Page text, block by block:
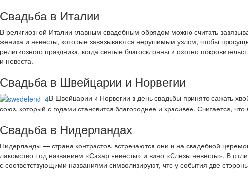
Свадьба в Италии
В религиозной Италии главным свадебным обрядом можно считать
жениха и невесты, которые завязываются нерушимым узлом, чтобы
религиозного праздника, когда святые благосклонны и охотно
и невеста.
Свадьба в Швейцарии и Норвегии
В Швейцарии и Норвегии в день свадьбы принято сажать
союз, который с годами становится благороднее и красивее. Считается,
Свадьба в Нидерландах
Нидерланды — страна контрастов, встречаются они и на свадебной
лакомство под названием «Сахар невесты» и вино «Слезы невесты». В
с соответствующими названиями символизируют, что у события две